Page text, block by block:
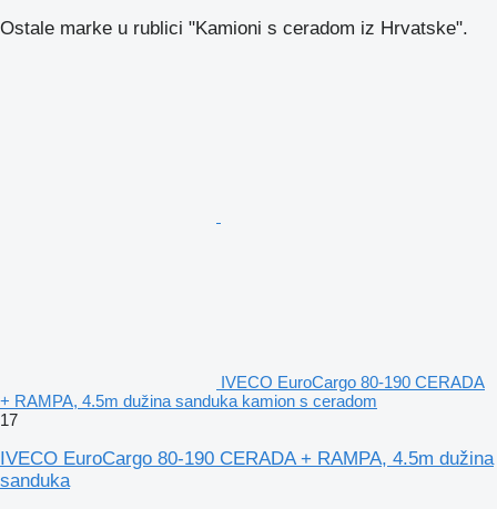
Ostale marke u rublici "Kamioni s ceradom iz Hrvatske".
IVECO EuroCargo 80-190 CERADA
+ RAMPA, 4.5m dužina sanduka kamion s ceradom
17
IVECO EuroCargo 80-190 CERADA + RAMPA, 4.5m dužina
sanduka